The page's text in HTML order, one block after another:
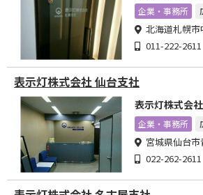
企業・事務所
北海道札幌市
011-222-2611
表示灯株式会社 仙台支社
表示灯株式会社
企業・事務所
宮城県仙台
022-262-2611